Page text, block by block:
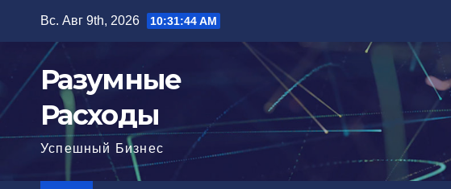
содержимому
Вс. Авг 9th, 2026 10:31:45 AM
Разумные
Расходы
Успешный Бизнес